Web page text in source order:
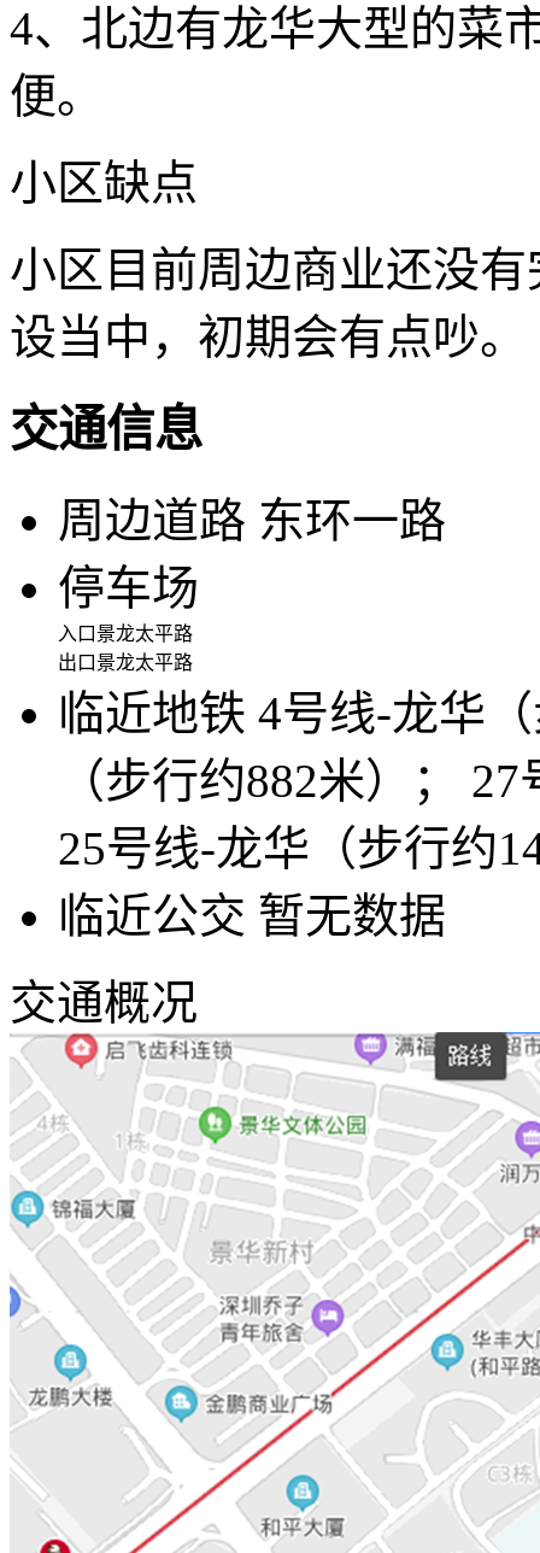
4、北边有龙华大型的菜
便。
小区缺点
小区目前周边商业还没
设当中，初期会有点吵。
交通信息
周边道路 东环一路
停车场
入口景龙太平路
出口景龙太平路
临近地铁 4号线-龙华
（步行约882米）；
25号线-龙华（步行约
临近公交 暂无数据
交通概况